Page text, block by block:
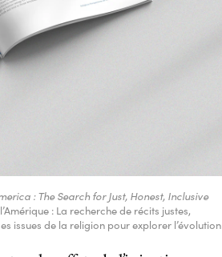
: The Search for Just, Honest, Inclusive
: La recherche de récits justes,
issues de la religion pour explorer l’évolution